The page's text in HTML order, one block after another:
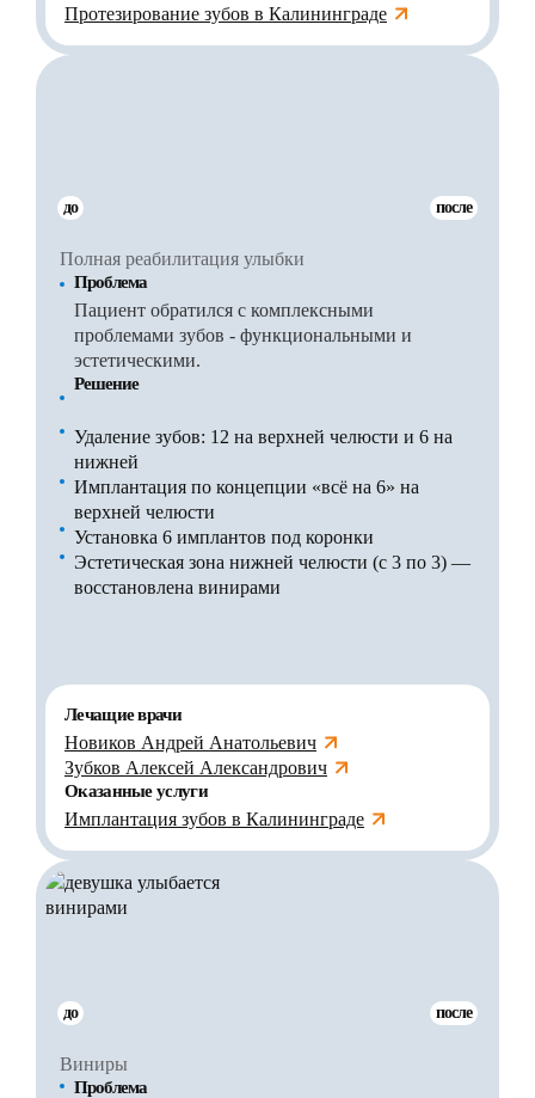
Протезирование зубов в Калининграде
до после
Полная реабилитация улыбки
Проблема
Пациент обратился с комплексными
проблемами зубов - функциональными и
эстетическими.
Решение
Удаление зубов: 12 на верхней челюсти и 6 на
нижней
Имплантация по концепции «всё на 6» на
верхней челюсти
Установка 6 имплантов под коронки
Эстетическая зона нижней челюсти (с 3 по 3) —
восстановлена винирами
Лечащие врачи
Новиков Андрей Анатольевич
Зубков Алексей Александрович
Оказанные услуги
Имплантация зубов в Калининграде
до после
Виниры
Проблема